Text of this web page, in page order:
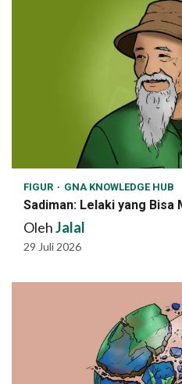
FIGUR GNA KNOWLEDGE HUB
Sadiman: Lelaki yang Bisa
OlehJalal
29 Juli 2026